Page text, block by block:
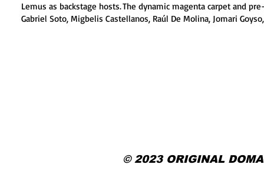
Lemus as backstage hosts. The dynamic magenta carpet and
Gabriel Soto, Migbelis Castellanos, Raúl De Molina, Jomari
© 2023 ORIGINAL